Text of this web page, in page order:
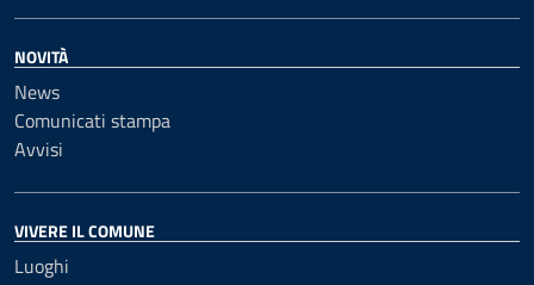
NOVITÀ
News
Comunicati stampa
Avvisi
VIVERE IL COMUNE
Luoghi